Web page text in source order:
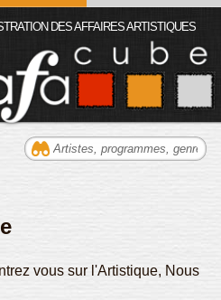
vous sur l'Artistique, Nous
DES AFFAIRES ARTISTIQUES